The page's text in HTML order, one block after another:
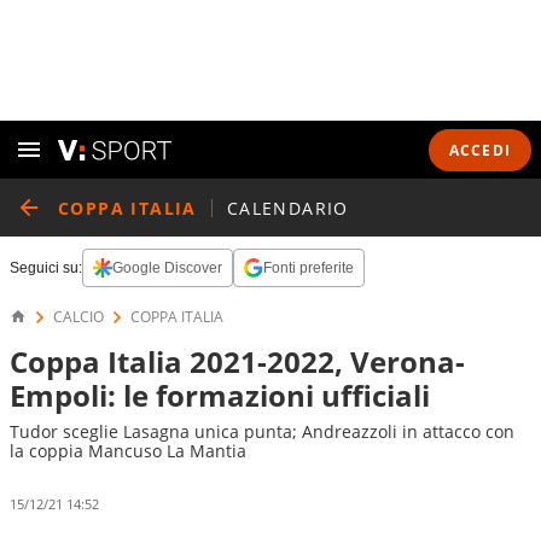
ACCEDI
COPPA ITALIA CALENDARIO
Seguici su: Google Discover Fonti preferite
CALCIO COPPA ITALIA
Coppa Italia 2021-2022, Verona-
Empoli: le formazioni ufficiali
Tudor sceglie Lasagna unica punta; Andreazzoli in attacco con
la coppia Mancuso La Mantia
15/12/21 14:52